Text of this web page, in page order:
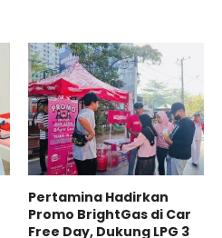
Pertamina Hadirkan
Promo BrightGas di Car
Free Day, Dukung LPG 3